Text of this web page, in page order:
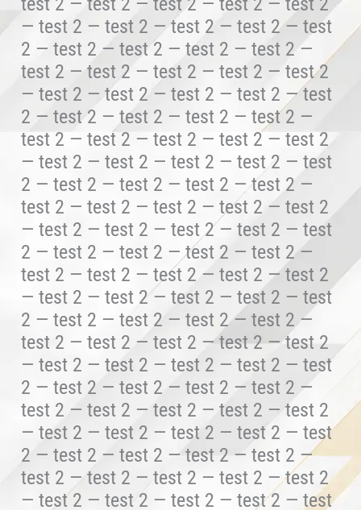
— test 2 — test 2 — test 2 — test 2 — test
2 — test 2 — test 2 — test 2 — test 2 —
test 2 — test 2 — test 2 — test 2 — test 2
— test 2 — test 2 — test 2 — test 2 — test
2 — test 2 — test 2 — test 2 — test 2 —
test 2 — test 2 — test 2 — test 2 — test 2
— test 2 — test 2 — test 2 — test 2 — test
2 — test 2 — test 2 — test 2 — test 2 —
test 2 — test 2 — test 2 — test 2 — test 2
— test 2 — test 2 — test 2 — test 2 — test
2 — test 2 — test 2 — test 2 — test 2 —
test 2 — test 2 — test 2 — test 2 — test 2
— test 2 — test 2 — test 2 — test 2 — test
2 — test 2 — test 2 — test 2 — test 2 —
test 2 — test 2 — test 2 — test 2 — test 2
— test 2 — test 2 — test 2 — test 2 — test
2 — test 2 — test 2 — test 2 — test 2 —
test 2 — test 2 — test 2 — test 2 — test 2
— test 2 — test 2 — test 2 — test 2 — test
2 — test 2 — test 2 — test 2 — test 2 —
test 2 — test 2 — test 2 — test 2 — test 2
— test 2 — test 2 — test 2 — test 2 — test